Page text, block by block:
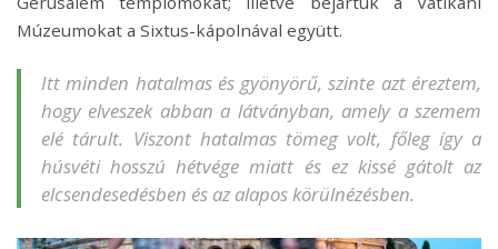
Múzeumokat a Sixtus-kápolnával együtt.
Itt minden hatalmas és gyönyörű, szinte azt éreztem,
hogy elveszek abban a látványban, amely a szemem
elé tárult. Viszont hatalmas tömeg volt, főleg így a
húsvéti hosszú hétvége miatt és ez kissé gátolt az
elcsendesedésben és az alapos körülnézésben.